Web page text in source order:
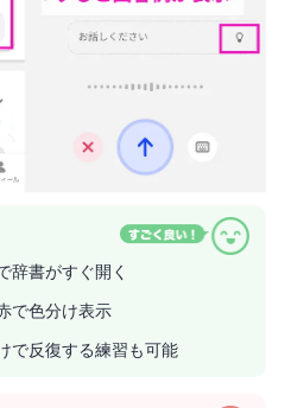
辞書がすぐ開く
で色分け表示
で反復する練習も可能